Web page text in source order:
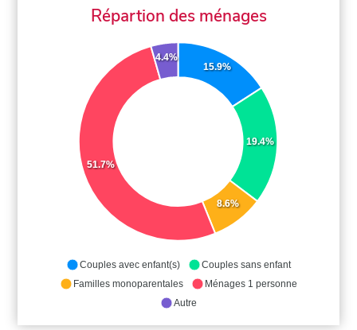
Répartion des ménages
15.9%
19.4%
8.6%
51.7%
4.4%
Couples avec enfant(s)
Couples sans enfant
Familles monoparentales
Ménages 1 personne
Autre